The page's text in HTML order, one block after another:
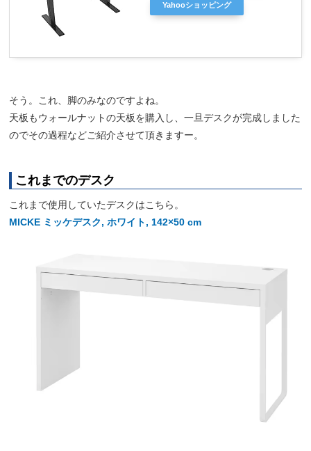
Yahooショッピング
そう。これ、脚のみなのですよね。
天板もウォールナットの天板を購入し、一旦デスクが完成しました
のでその過程などご紹介させて頂きますー。
これまでのデスク
これまで使用していたデスクはこちら。
MICKE ミッケデスク, ホワイト, 142×50 cm